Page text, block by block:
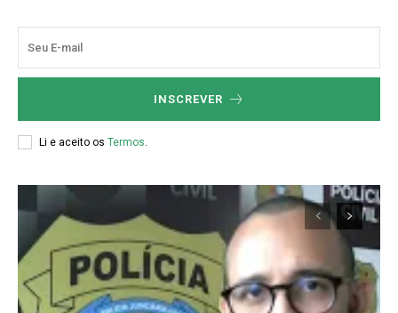
INSCREVER
Li e aceito os Termos